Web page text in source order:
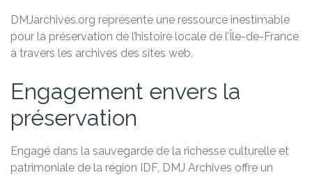
DMJarchives.org représente une ressource inestimable
pour la préservation de l’histoire locale de l’Île-de-France
à travers les archives des sites web.
Engagement envers la
préservation
Engagé dans la sauvegarde de la richesse culturelle et
patrimoniale de la région IDF, DMJ Archives offre un